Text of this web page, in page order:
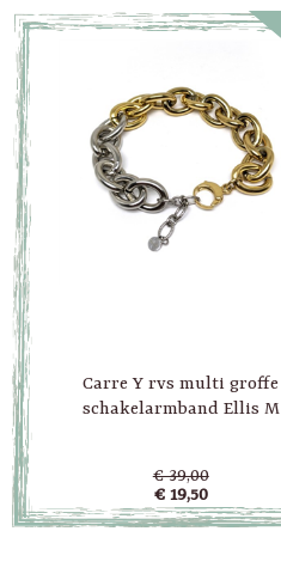
Carre Y rvs multi groffe
schakelarmband Ellis M
€ 39,00
€ 19,50